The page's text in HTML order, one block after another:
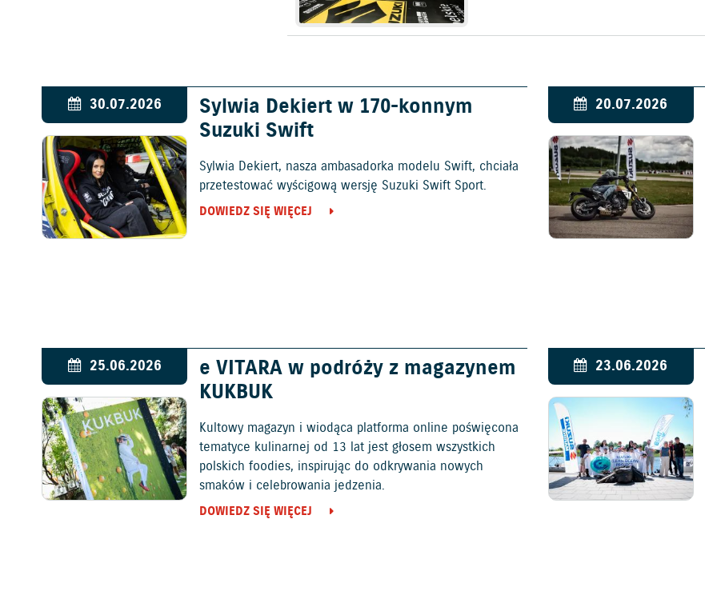
30.07.2026
Sylwia Dekiert w 170-konnym
Suzuki Swift
Sylwia Dekiert, nasza ambasadorka modelu Swift, chciała
przetestować wyścigową wersję Suzuki Swift Sport.
DOWIEDZ SIĘ WIĘCEJ
20.07.2026
25.06.2026
e VITARA w podróży z magazynem
KUKBUK
Kultowy magazyn i wiodąca platforma online poświęcona
tematyce kulinarnej od 13 lat jest głosem wszystkich
polskich foodies, inspirując do odkrywania nowych
smaków i celebrowania jedzenia.
DOWIEDZ SIĘ WIĘCEJ
23.06.2026